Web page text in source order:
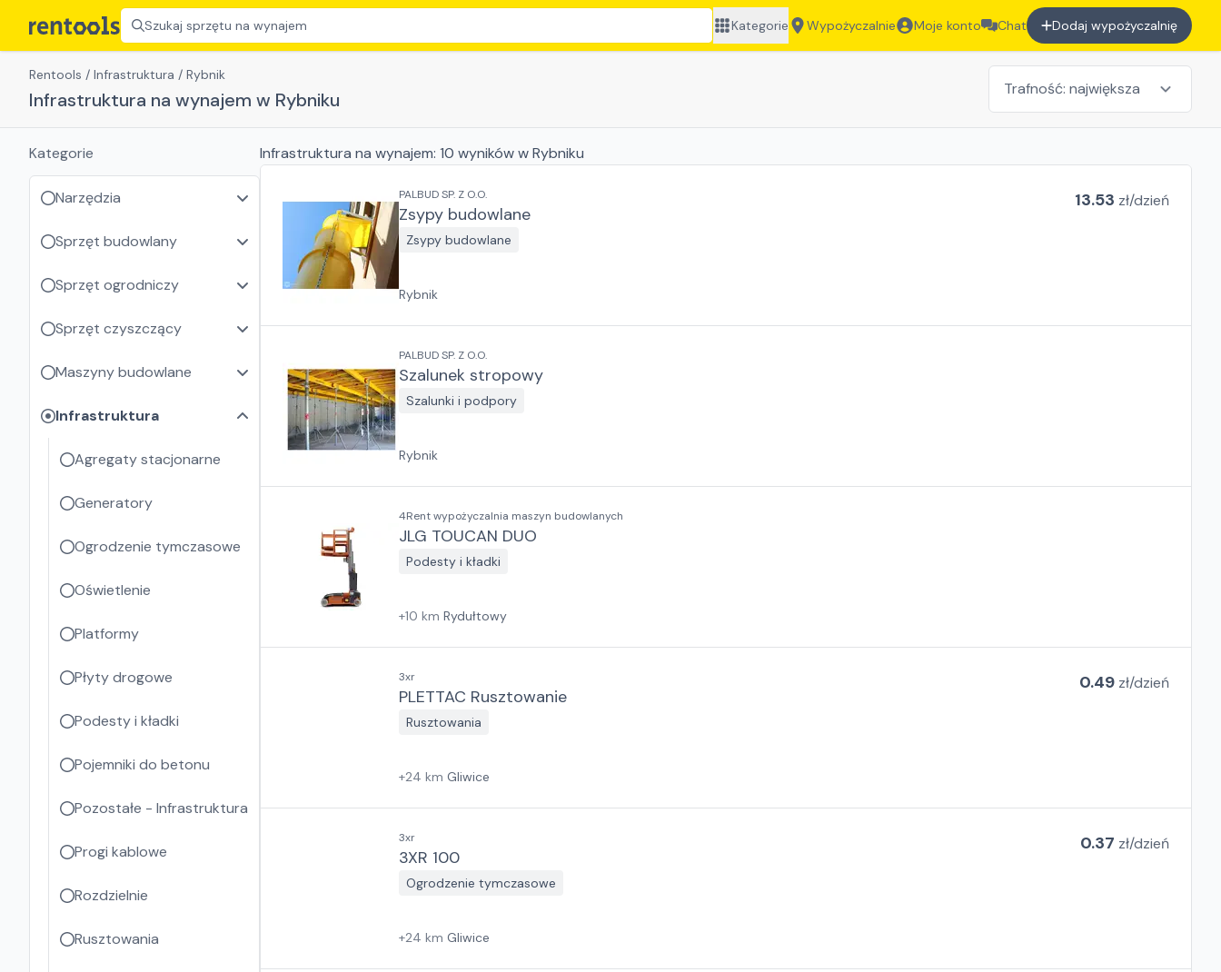
Szukaj sprzętu na wynajem Kategorie Wypożyczalnie Moje konto Chat Dodaj wypożyczalnię
Rentools / Infrastruktura / Rybnik
Infrastruktura na wynajem w Rybniku
Infrastruktura na wynajem: 10 wynikóww Rybniku
PALBUD SP. Z O.O.
Zsypy budowlane
Zsypy budowlane
13.53 zł/dzień
Rybnik
PALBUD SP. Z O.O.
Szalunek stropowy
Szalunki i podpory
Rybnik
4Rent wypożyczalnia maszyn budowlanych
JLG TOUCAN DUO
Podesty i kładki
+10 km Rydułtowy
3xr
PLETTAC Rusztowanie
Rusztowania
0.49 zł/dzień
+24 km Gliwice
3xr
3XR 100
Ogrodzenie tymczasowe
0.37 zł/dzień
+24 km Gliwice
Kategorie
Narzędzia
Sprzęt budowlany
Sprzęt ogrodniczy
Sprzęt czyszczący
Maszyny budowlane
Infrastruktura
Agregaty stacjonarne
Generatory
Ogrodzenie tymczasowe
Oświetlenie
Platformy
Płyty drogowe
Podesty i kładki
Pojemniki do betonu
Pozostałe - Infrastruktura
Progi kablowe
Rozdzielnie
Rusztowania